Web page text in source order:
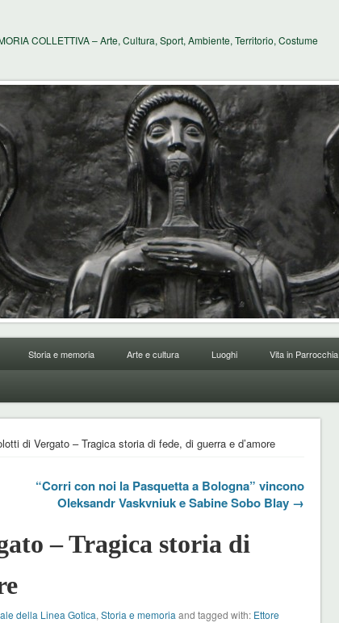
COLLETTIVA – Arte, Cultura, Sport, Ambiente, Territorio, Costume
Storia e memoria Arte e cultura Luoghi Vita in Parrocchia
di Vergato – Tragica storia di fede, di guerra e d’amore
“Corri con noi la Pasquetta a Bologna” vincono
Oleksandr Vaskvniuk e Sabine Sobo Blay →
– Tragica storia di
della Linea Gotica, Storia e memoria and tagged with: Ettore